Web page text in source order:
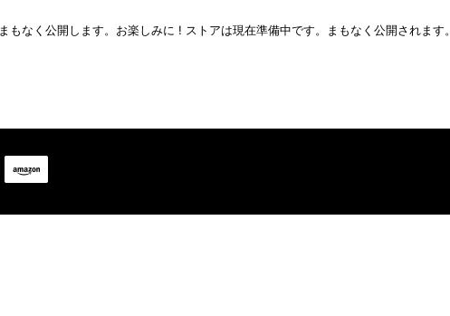
まもなく公開します。お楽しみに ! ストアは現在準備中です。まもなく公開されます。